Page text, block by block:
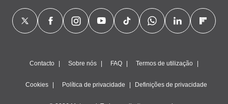
Contacto Sobre nós FAQ Termos de utilização
Cookies Política de privacidade Definições de privacidade